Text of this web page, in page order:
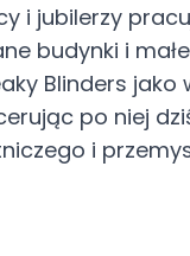
i jubilerzy
budynki i
Blinders jako
po niej
i